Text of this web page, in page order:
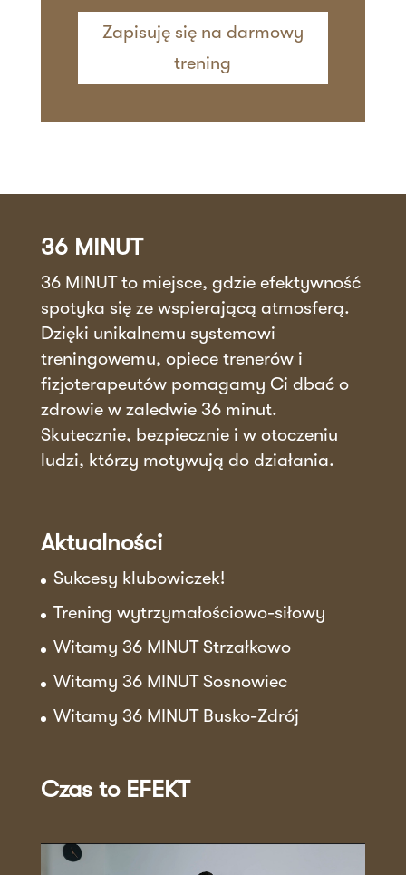
Zapisuję się na darmowy
trening
36 MINUT
36 MINUT to miejsce, gdzie efektywność
spotyka się ze wspierającą atmosferą.
Dzięki unikalnemu systemowi
treningowemu, opiece trenerów i
fizjoterapeutów pomagamy Ci dbać o
zdrowie w zaledwie 36 minut.
Skutecznie, bezpiecznie i w otoczeniu
ludzi, którzy motywują do działania.
Aktualności
Sukcesy klubowiczek!
Trening wytrzymałościowo-siłowy
Witamy 36 MINUT Strzałkowo
Witamy 36 MINUT Sosnowiec
Witamy 36 MINUT Busko-Zdrój
Czas to EFEKT